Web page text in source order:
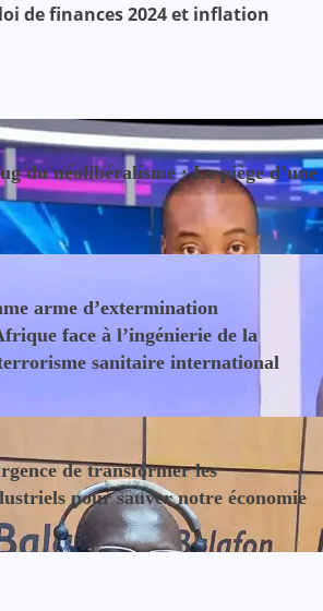
de finances 2024 et inflation
du néolibéralisme : Le piège d’une
arme d’extermination
face à l’ingénierie de la
sanitaire international
de transformer les
pour sauver notre économie